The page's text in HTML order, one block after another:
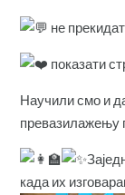
не
показати
Научили смо и
превазилажењу
када их